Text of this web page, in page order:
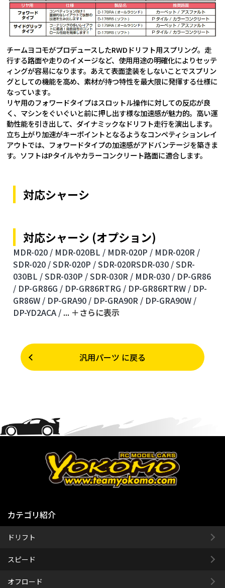
チームヨコモがプロデュースしたRWDドリフト用スプリング。走
行する路面や走りのイメージなど、使用用途の明確化によりセッテ
ィングが容易になります。あえて表面塗装をしないことでスプリン
グとしての機能を高め、素材が持つ特性を最大限に発揮する仕様に
なっています。
リヤ用のフォワードタイプはスロットル操作に対しての反応が良
く、マシンをぐいぐいと前に押し出す様な加速感が魅力的。高い運
動性能を引き出して、ダイナミックなドリフト走行を演出します。
立ち上がり加速がキーポイントとなるようなコンペティションレイ
アウトでは、フォワードタイプの加速感がアドバンテージを築きま
す。ソフトはPタイルやカラーコンクリート路面に適合します。
対応シャーシ
対応シャーシ (オプション)
MDR-020 / MDR-020BL / MDR-020P / MDR-020R /
SDR-020 /SDR-020P /SDR-020RSDR-030 /SDR-
030BL /SDR-030P /SDR-030R / MDR-030 / DP-GR86
/ DP-GR86G / DP-GR86RTRG / DP-GR86RTRW / DP-
GR86W / DP-GRA90 / DP-GRA90R / DP-GRA90W /
DP-YD2ACA / ... ＋さらに表⽰
汎用パーツ に戻る
カテゴリ紹介
ドリフト
スピード
オフロード